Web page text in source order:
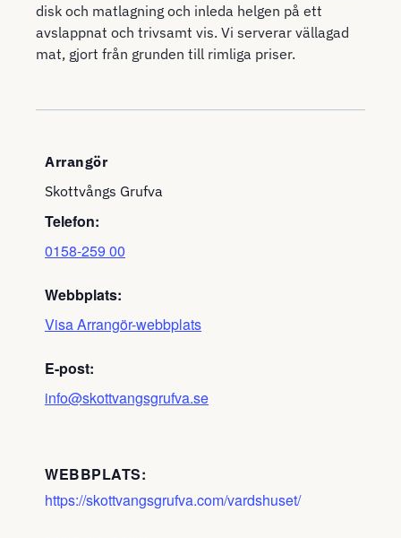
disk och matlagning och inleda helgen på ett
avslappnat och trivsamt vis. Vi serverar vällagad
mat, gjort från grunden till rimliga priser.
Arrangör
Skottvångs Grufva
Telefon:
0158-259 00
Webbplats:
Visa Arrangör-webbplats
E-post:
info@skottvangsgrufva.se
WEBBPLATS:
https://skottvangsgrufva.com/vardshuset/